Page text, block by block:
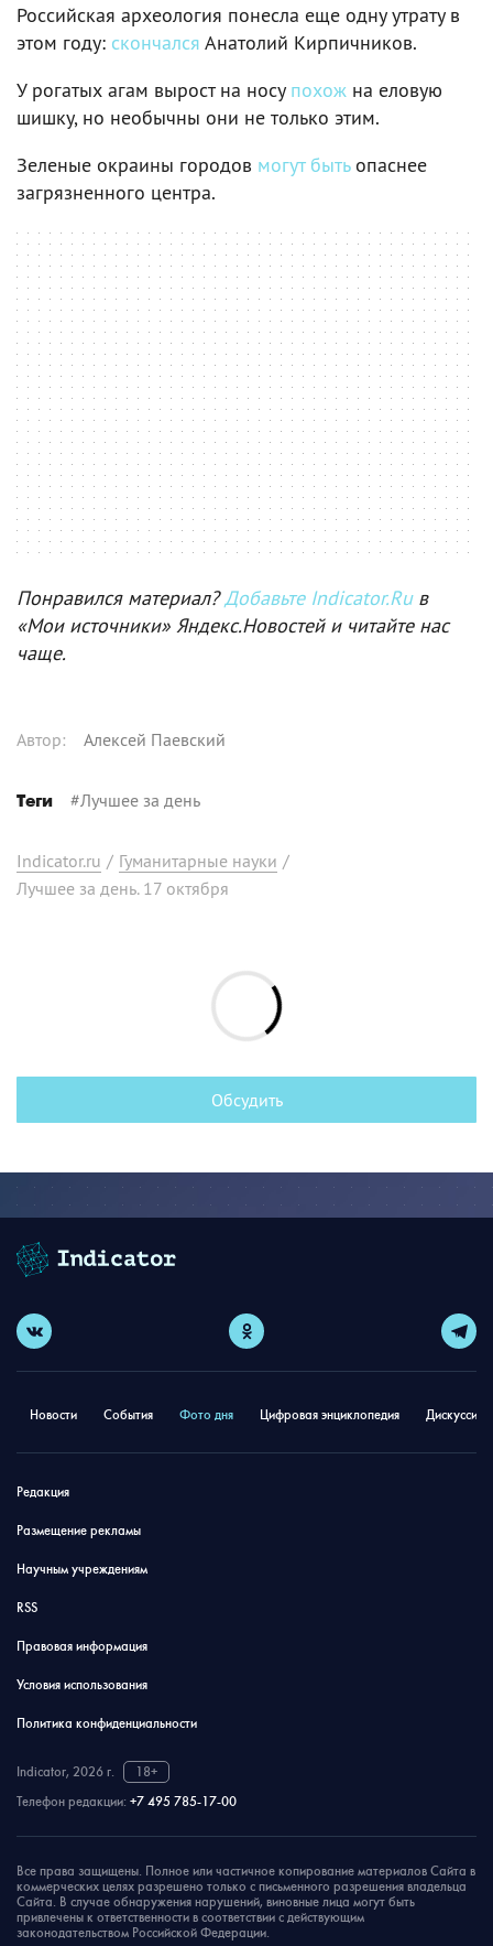
Российская археология понесла еще одну утрату в
этом году: скончался Анатолий Кирпичников.
У рогатых агам вырост на носу похож на еловую
шишку, но необычны они не только этим.
Зеленые окраины городов могут бытьопаснее
загрязненного центра.
Понравился материал?Добавьте Indicator.Ruв
«Мои источники» Яндекс.Новостей и читайте нас
чаще.
Автор: Алексей Паевский
Теги #Лучшее за день
Indicator.ru / Гуманитарные науки /
Лучшее за день. 17 октября
Обсудить
Новости События Фото дня Цифровая энциклопедия
Редакция
Размещение рекламы
Научным учреждениям
RSS
Правовая информация
Условия использования
Политика конфиденциальности
Indicator, 2026 г.
18+
Телефон редакции: +7 495 785-17-00
Все права защищены. Полное или частичное копирование материалов Сайта в
коммерческих целях разрешено только с письменного разрешения владельца
Сайта. В случае обнаружения нарушений, виновные лица могут быть
привлечены к ответственности в соответствии с действующим
законодательством Российской Федерации.